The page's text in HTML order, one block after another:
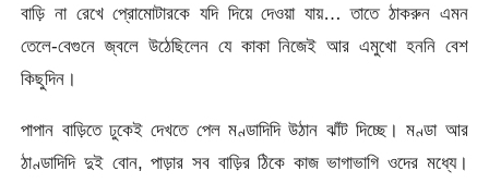
বাড়ি না রেখে প্রোমোটারকে যদি দিয়ে দেওয়া যায়… তাতে ঠাকরুন এমন
তেলে-বেগুনে জ্বলে উঠেছিলেন যে কাকা নিজেই আর এমুখো হননি বেশ
কিছুদিন।
পাপান বাড়িতে ঢুকেই দেখতে পেল মণ্ডাদিদি উঠান ঝাঁট দিচ্ছে। মণ্ডা আর
ঠাণ্ডাদিদি দুই বোন, পাড়ার সব বাড়ির ঠিকে কাজ ভাগাভাগি ওদের মধ্যে।